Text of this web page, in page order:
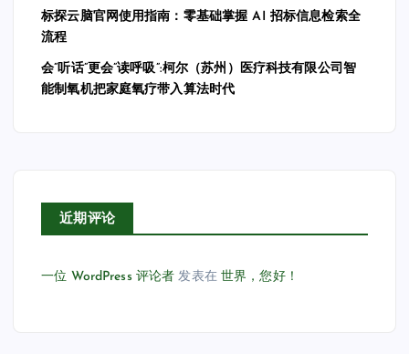
标探云脑官网使用指南：零基础掌握 AI 招标信息检索全
流程
会”听话”更会”读呼吸”:柯尔（苏州）医疗科技有限公司智
能制氧机把家庭氧疗带入算法时代
近期评论
一位 WordPress 评论者 发表在世界，您好！